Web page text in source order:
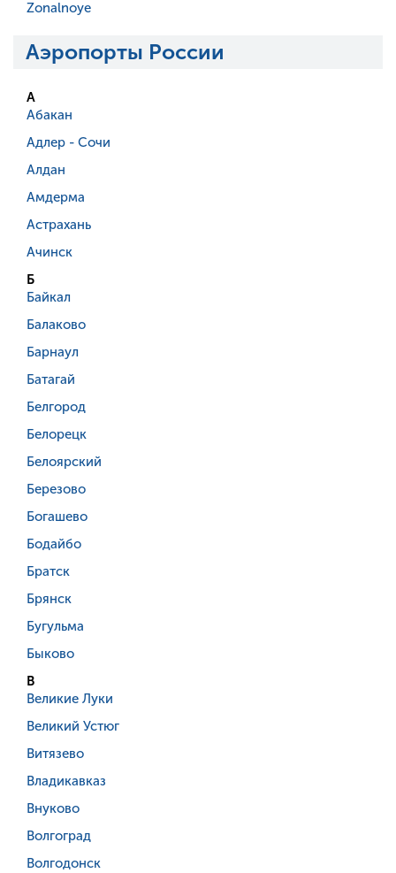
Zonalnoye
Аэропорты России
А
Абакан
Адлер - Сочи
Алдан
Амдерма
Астрахань
Ачинск
Б
Байкал
Балаково
Барнаул
Батагай
Белгород
Белорецк
Белоярский
Березово
Богашево
Бодайбо
Братск
Брянск
Бугульма
Быково
В
Великие Луки
Великий Устюг
Витязево
Владикавказ
Внуково
Волгоград
Волгодонск